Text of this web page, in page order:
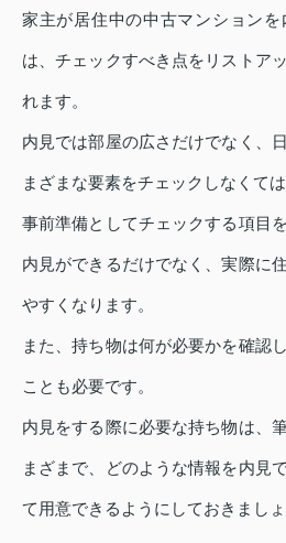
家主が居住中の中古マンション
は、チェックすべき点をリストア
れます。
内見では部屋の広さだけでなく、
まざまな要素をチェックしなくては
事前準備としてチェックする項目
内見ができるだけでなく、実際に
やすくなります。
また、持ち物は何が必要かを確認
ことも必要です。
内見をする際に必要な持ち物は、
まざまで、どのような情報を内見
て用意できるようにしておきましょ